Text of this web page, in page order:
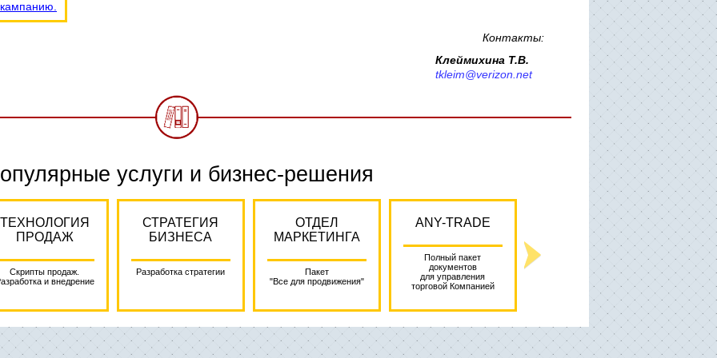
Контакты:
Клеймихина Т.В.
tkleim@verizon.net
услуги и бизнес-решения
ТЕХНОЛОГИЯ
ПРОДАЖ
Скрипты продаж.
и внедрение
СТРАТЕГИЯ
БИЗНЕСА
Разработка стратегии
ОТДЕЛ
МАРКЕТИНГА
Пакет
"Все для продвижения"
ANY-TRADE
Полный пакет
документов
для управления
торговой Компанией
ТЕХНОЛОГИЯ
АКТИВНЫХ
ПРОДАЖ
Управление активными
продажами
и в